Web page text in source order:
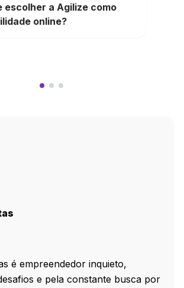
escolher a Agilize como
online?
é empreendedor inquieto,
e pela constante busca por